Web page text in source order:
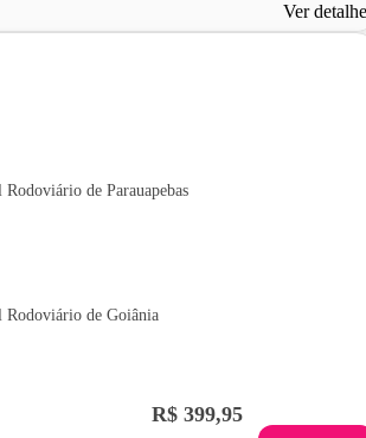
Ver
Rodoviário de Parauapebas
Rodoviário de Goiânia
R$ 399,95